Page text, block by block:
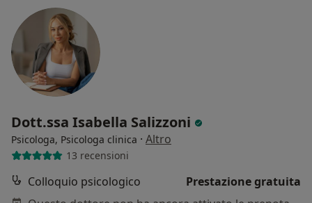
Dott.ssa Isabella Salizzoni
Psicologa, Psicologa clinica · Altro
13 recensioni
Colloquio psicologico
Prestazione gratuita